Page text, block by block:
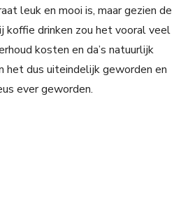
leuk en mooi is, maar gezien de
koffie drinken zou het vooral veel
kosten en da’s natuurlijk
het dus uiteindelijk geworden en
ever geworden.